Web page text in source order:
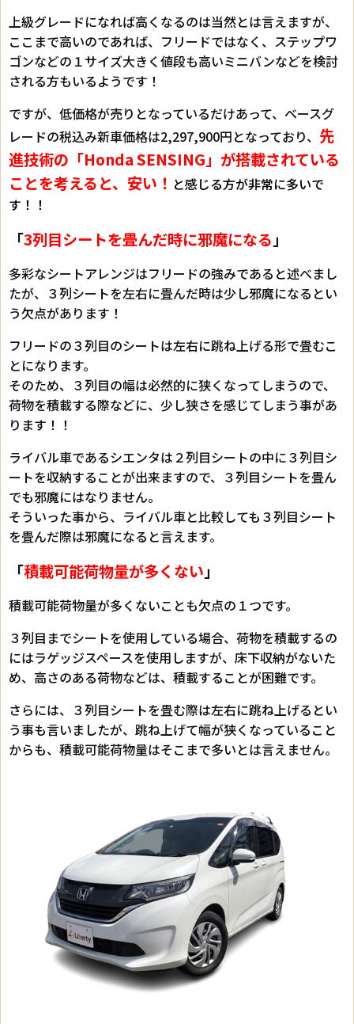
上級グレードになれば高くなるのは当然とは言えますが、
ここまで高いのであれば、フリードではなく、ステップワ
ゴンなどの１サイズ大きく値段も高いミニバンなどを検討
される方もいるようです！
ですが、低価格が売りとなっているだけあって、ベースグ
レードの税込み新車価格は2,297,900円となっており、 先
進技術の「Honda SENSING」が搭載されている
ことを考えると、安い！ と感じる方が非常に多いで
す！！
「3列目シートを畳んだ時に邪魔になる 」
多彩なシートアレンジはフリードの強みであると述べまし
たが、３列シートを左右に畳んだ時は少し邪魔になるとい
う欠点があります！
フリードの３列目のシートは左右に跳ね上げる形で畳むこ
とになります。
そのため、３列目の幅は必然的に狭くなってしまうので、
荷物を積載する際などに、少し狭さを感じてしまう事があ
ります！！
ライバル車であるシエンタは２列目シートの中に３列目シ
ートを収納することが出来ますので、３列目シートを畳ん
でも邪魔にはなりません。
そういった事から、ライバル車と比較しても３列目シート
を畳んだ際は邪魔になると言えます。
「積載可能荷物量が多くない」
積載可能荷物量が多くないことも欠点の１つです。
３列目までシートを使用している場合、荷物を積載するの
にはラゲッジスペースを使用しますが、床下収納がないた
め、高さのある荷物などは、積載することが困難です。
さらには、３列目シートを畳む際は左右に跳ね上げるとい
う事も言いましたが、跳ね上げて幅が狭くなっていること
からも、積載可能荷物量はそこまで多いとは言えません。